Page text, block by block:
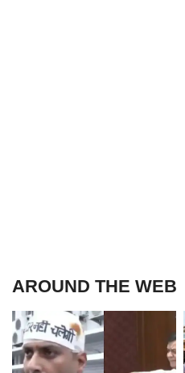
AROUND THE WEB